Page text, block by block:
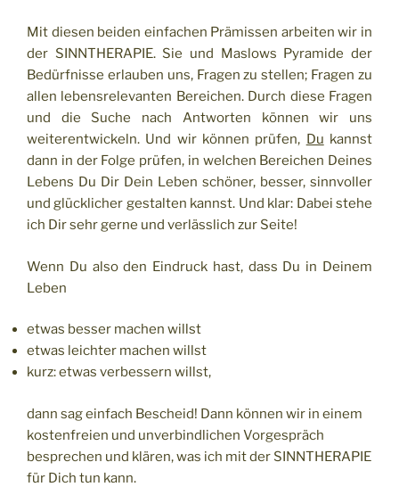
Mit diesen beiden einfachen Prämissen arbeiten wir in
der SINNTHERAPIE. Sie und Maslows Pyramide der
Bedürfnisse erlauben uns, Fragen zu stellen; Fragen zu
allen lebensrelevanten Bereichen. Durch diese Fragen
und die Suche nach Antworten können wir uns
weiterentwickeln. Und wir können prüfen, Du kannst
dann in der Folge prüfen, in welchen Bereichen Deines
Lebens Du Dir Dein Leben schöner, besser, sinnvoller
und glücklicher gestalten kannst. Und klar: Dabei stehe
ich Dir sehr gerne und verlässlich zur Seite!
Wenn Du also den Eindruck hast, dass Du in Deinem
Leben
etwas besser machen willst
etwas leichter machen willst
kurz: etwas verbessern willst,
dann sag einfach Bescheid! Dann können wir in einem
kostenfreien und unverbindlichen Vorgespräch
besprechen und klären, was ich mit der SINNTHERAPIE
für Dich tun kann.